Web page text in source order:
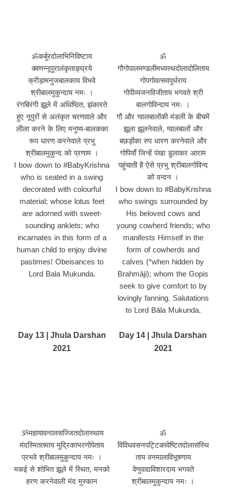
ॐकर्बुरदोलाभिनिविष्टाय
क्वणन्नूपुरालंकृताङ्घ्रये
क्रीड़ामनुजबालकाय विभवे
श्रीबालमुकुन्दाय नमः ।
रंगबिरंगी झूले में अधिष्ठित, झंकारते
हुए नूपुरों से अलंकृत चरणवाले और
लीला करने के लिए मनुष्य-बालकका
रूप धारण करनेवाले प्रभु
श्रीबालमुकुन्द को प्रणाम ।
I bow down to #BabyKrishna
who is seated in a swing
decorated with colourful
material; whose lotus feet
are adorned with sweet-
sounding anklets; who
incarnates in this form of a
human child to enjoy divine
pastimes! Obeisances to
Lord Bala Mukunda.
ॐ
गौगोपालमण्डलीमध्यस्थदोलादोलिताय
गोपगोवत्सवपुर्धराय
गोपीव्यजनविजीताय भगवते श्री
बालगोविन्दाय नमः ।
गौ और ग्वालबालोंकी मंडली के बीचमें
झूला झूलनेवाले, ग्वालबालों और
बछड़ोंका रुप धारण करनेवाले और
गोपियाँ जिन्हें पंखा डुलाकर आराम
पहुंचाती है ऐसे प्रभु श्रीबालगोविन्द
को वन्दन ।
I bow down to #BabyKrishna
who swings surrounded by
His beloved cows and
young cowherd friends; who
manifests Himself in the
form of cowherds and
calves (*when hidden by
Brahmāji); whom the Gopis
seek to give comfort to by
lovingly fanning. Salutations
to Lord Bāla Mukunda.
Day 13 | Jhula Darshan
2021
ૐमहायावनालसज्जितदोलास्थाय
मंदस्मिततमाय मुद्रिकाभरणोपेताय
प्रभवे श्रीबालमुकुन्दाय नमः ।
मकई से शोभित झूले में स्थित, मनको
हरण करनेवाली मंद मुस्कान
Day 14 | Jhula Darshan
2021
ॐ
विविधवसनपट्टिकावेष्टितदोलासंस्थि
ताय वनमालाविभूषणाय
वेणुवाद्यविशारदाय भगवते
श्रीबालमुकुन्दाय नमः ।